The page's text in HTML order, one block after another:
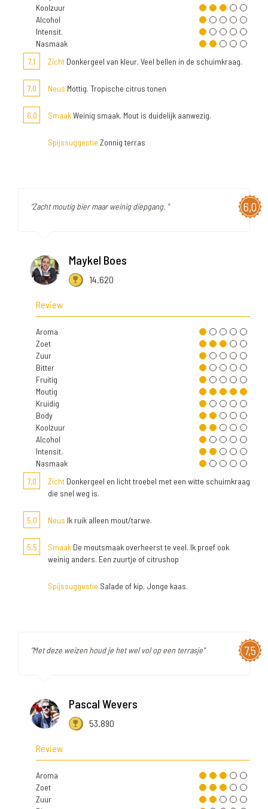
Koolzuur
Alcohol
Intensit.
Nasmaak
7,1
Zicht Donkergeel van kleur. Veel bellen in de schuimkraag.
7,0 Neus Mottig. Tropische citrus tonen
6,0 SmaakWeinig smaak. Mout is duidelijk aanwezig.
Spijssuggestie Zonnig terras
6,0
"Zacht moutig bier maar weinig diepgang. "
Maykel Boes
14.620
Review
Aroma
Zoet
Zuur
Bitter
Fruitig
Moutig
Kruidig
Body
Koolzuur
Alcohol
Intensit.
Nasmaak
7,0
Zicht Donkergeel en licht troebel met een witte schuimkraag
die snel weg is.
5,0 Neus Ik ruik alleen mout/tarwe.
5,5 Smaak De moutsmaak overheerst te veel. Ik proef ook
weinig anders. Een zuurtje of citrushop
Spijssuggestie Salade of kip. Jonge kaas.
7,5
"Met deze weizen houd je het wel vol op een terrasje"
Pascal Wevers
53.890
Review
Aroma
Zoet
Zuur